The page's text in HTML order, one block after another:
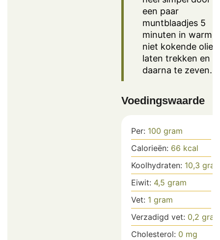
een paar
muntblaadjes 5
minuten in warme,
niet kokende olie
laten trekken en
daarna te zeven.
Voedingswaarde
Per: 100 gram
Calorieën: 66 kcal
Koolhydraten: 10,3
Eiwit: 4,5 gram
Vet: 1 gram
Verzadigd vet: 0,2
Cholesterol: 0 mg